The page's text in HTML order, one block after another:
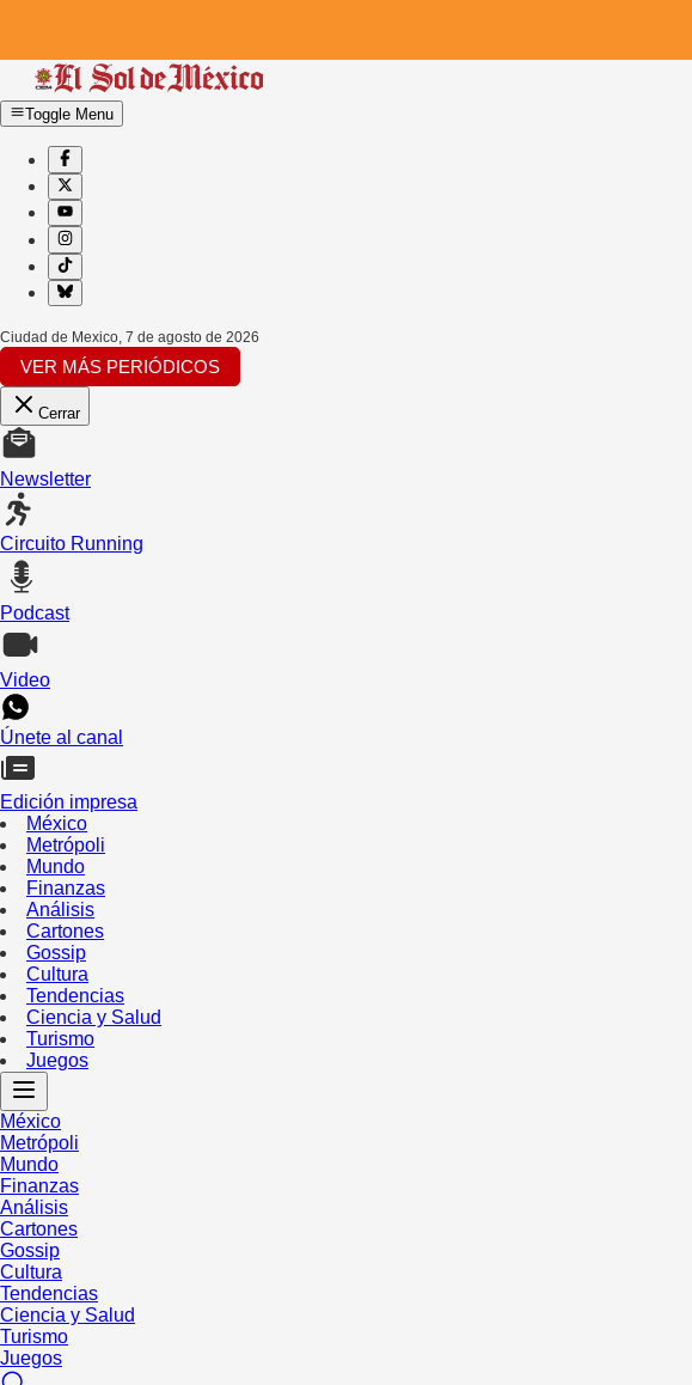
Toggle Menu
Ciudad de Mexico, 7 de agosto de 2026
VER MÁS PERIÓDICOS
Cerrar
Newsletter
Circuito Running
Podcast
Video
Únete al canal
Edición impresa
México
Metrópoli
Mundo
Finanzas
Análisis
Cartones
Gossip
Cultura
Tendencias
Ciencia y Salud
Turismo
Juegos
México
Metrópoli
Mundo
Finanzas
Análisis
Cartones
Gossip
Cultura
Tendencias
Ciencia y Salud
Turismo
Juegos